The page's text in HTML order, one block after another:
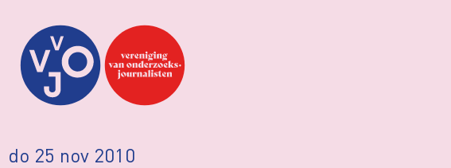
do 25 nov 2010